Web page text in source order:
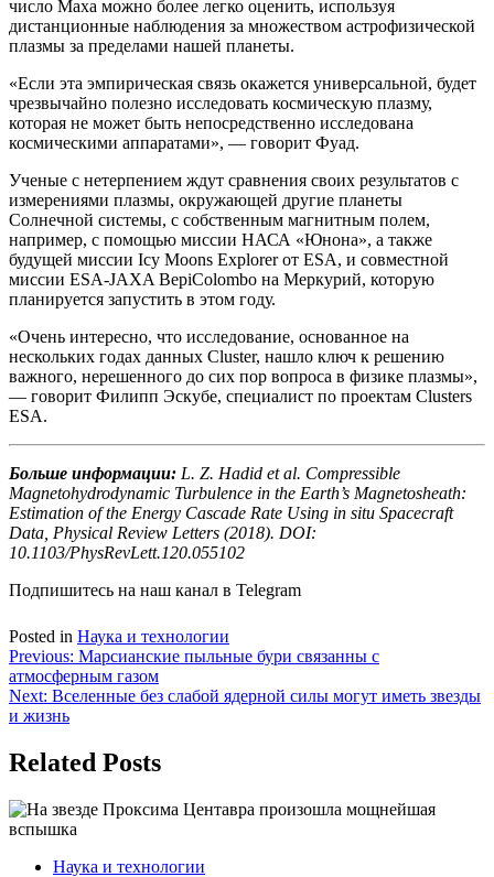
число Маха можно более легко оценить, используя
дистанционные наблюдения за множеством астрофизической
плазмы за пределами нашей планеты.
«Если эта эмпирическая связь окажется универсальной, будет
чрезвычайно полезно исследовать космическую плазму,
которая не может быть непосредственно исследована
космическими аппаратами», — говорит Фуад.
Ученые с нетерпением ждут сравнения своих результатов с
измерениями плазмы, окружающей другие планеты
Солнечной системы, с собственным магнитным полем,
например, с помощью миссии НАСА «Юнона», а также
будущей миссии Icy Moons Explorer от ESA, и совместной
миссии ESA-JAXA BepiColombo на Меркурий, которую
планируется запустить в этом году.
«Очень интересно, что исследование, основанное на
нескольких годах данных Cluster, нашло ключ к решению
важного, нерешенного до сих пор вопроса в физике плазмы»,
— говорит Филипп Эскубе, специалист по проектам Clusters
ESA.
Больше информации: L. Z. Hadid et al. Compressible
Magnetohydrodynamic Turbulence in the Earth’s Magnetosheath:
Estimation of the Energy Cascade Rate Using in situ Spacecraft
Data, Physical Review Letters (2018). DOI:
10.1103/PhysRevLett.120.055102
Подпишитесь на наш канал в Telegram
Posted in Наука и технологии
Навигация
по
записям
Previous: Марсианские пыльные бури связанны с
атмосферным газом
Next: Вселенные без слабой ядерной силы могут иметь звезды
и жизнь
Related Posts
Наука и технологии